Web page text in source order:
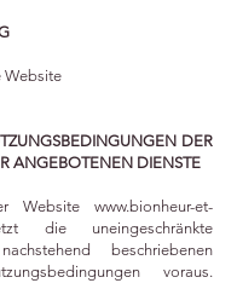
Website
DER
ANGEBOTENEN DIENSTE
Website www.bionheur-et-
die uneingeschränkte
beschriebenen
voraus.